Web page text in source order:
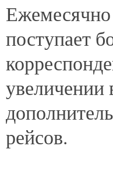
поступает
увеличении
рейсов.